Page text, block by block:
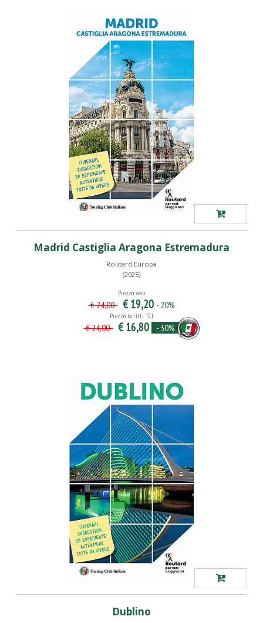
Madrid Castiglia Aragona Estremadura
Routard Europa
(2025)
Prezzo web
€ 24,00 € 19,20 - 20%
Prezzo iscritti TCI
€ 24,00 € 16,80 - 30%
Dublino